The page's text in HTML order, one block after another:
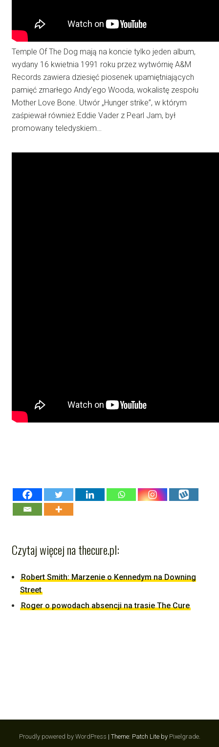
Temple Of The Dog mają na koncie tylko jeden album,
wydany 16 kwietnia 1991 roku przez wytwórnię A&M
Records zawiera dziesięć piosenek upamiętniających
pamięć zmarłego Andy’ego Wooda, wokalistę zespołu
Mother Love Bone. Utwór „Hunger strike”, w którym
zaśpiewał również Eddie Vader z Pearl Jam, był
promowany teledyskiem…
Czytaj więcej na thecure.pl:
Robert Smith: Marzenie o Kennedym na Downing
Street
Roger o powodach absencji na trasie The Cure
Proudly powered by WordPress | Theme: Patch Lite by Pixelgrade.